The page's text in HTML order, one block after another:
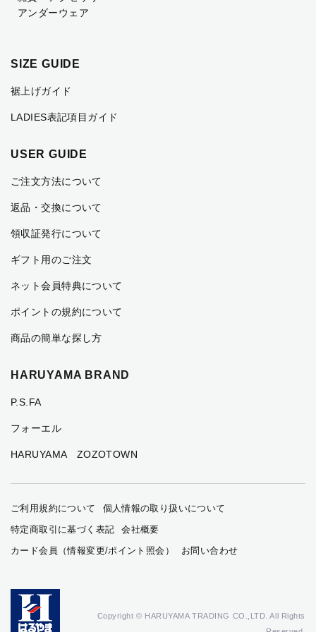
アンダーウェア
SIZE GUIDE
裾上げガイド
LADIES表記項目ガイド
USER GUIDE
ご注文方法について
返品・交換について
領収証発行について
ギフト用のご注文
ネット会員特典について
ポイントの規約について
商品の簡単な探し方
HARUYAMA BRAND
P.S.FA
フォーエル
HARUYAMA ZOZOTOWN
ご利用規約について
個人情報の取り扱いについて
特定商取引に基づく表記
会社概要
カード会員（情報変更/ポイント照会）
お問い合わせ
Copyright © HARUYAMA TRADING CO.,LTD. All Rights